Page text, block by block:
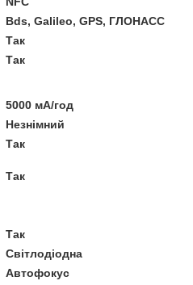
Bds, Galileo, GPS, ГЛОНАСС
Так
Так
5000 мА/год
Незнімний
Так
Так
Так
Світлодіодна
Автофокус